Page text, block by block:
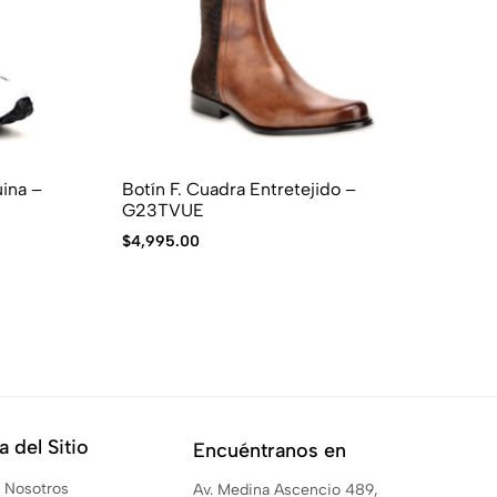
Botín F. Cuadra Entretejido –
G23TVUE
$4,995.00
del Sitio
Nosotros
Encuéntranos en
Av. Medina Ascencio 489,